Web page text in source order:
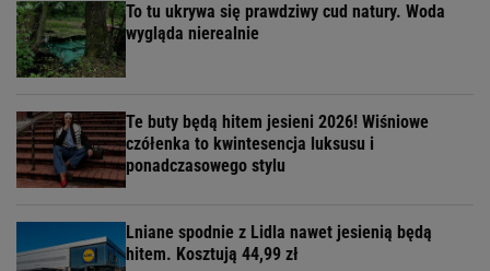
To tu ukrywa się prawdziwy cud natury. Woda
wygląda nierealnie
Te buty będą hitem jesieni 2026! Wiśniowe
czółenka to kwintesencja luksusu i
ponadczasowego stylu
Lniane spodnie z Lidla nawet jesienią będą
hitem. Kosztują 44,99 zł